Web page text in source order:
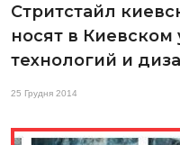
Стритстайл
носят в Киевском
технологий и
25 Грудня 2014